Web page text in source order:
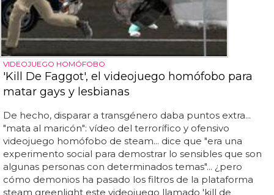
VIDEOJUEGO HOMÓFOBO
'Kill De Faggot', el videojuego homófobo para
matar gays y lesbianas
De hecho, disparar a transgénero daba puntos extra...
"mata al maricón": vídeo del terrorífico y ofensivo
videojuego homófobo de steam... dice que "era una
experimento social para demostrar lo sensibles que son
algunas personas con determinados temas"... ¿pero
cómo demonios ha pasado los filtros de la plataforma
steam greenlight este videojuego llamado 'kill de